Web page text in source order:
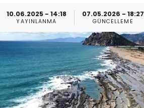
10.06.2025 - 14:18
YAYINLANMA
07.05.2026 - 18:27
GÜNCELLEME
Gizlilik Sözleşmesi
İletişim